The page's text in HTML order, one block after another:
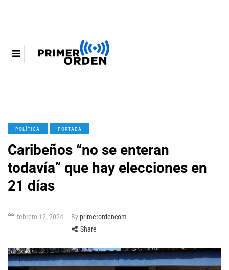
POLÍTICA PORTADA
Caribeños “no se enteran
todavía” que hay elecciones en
21 días
febrero 12, 2024 By primerordencom
Share